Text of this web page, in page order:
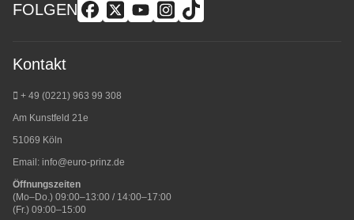
FOLGEN
Kontakt
+ 49 (0221) 963 99 308
Am Kunstfeld 21e
51069 Köln
Email: info@euro-prinz.de
Öffnungszeiten
(Mo–Do.) 09:00–13:00 / 14:00–17:00
(Fr.) 09:00–15:00